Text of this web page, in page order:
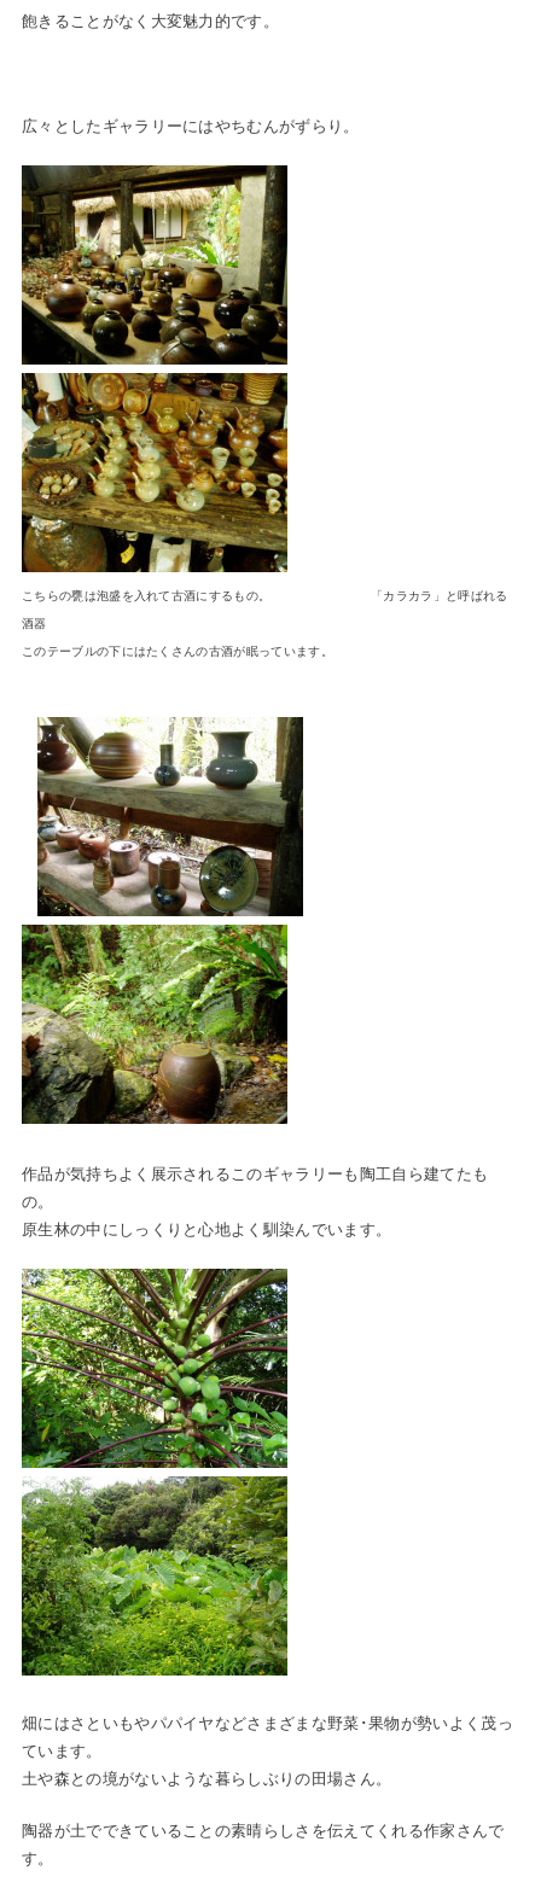
飽きることがなく大変魅力的です。
広々としたギャラリーにはやちむんがずらり。
こちらの甕は泡盛を入れて古酒にするもの。 「カラカラ」と呼ばれる
酒器
このテーブルの下にはたくさんの古酒が眠っています。
作品が気持ちよく展示されるこのギャラリーも陶工自ら建てたも
の。
原生林の中にしっくりと心地よく馴染んでいます。
畑にはさといもやパパイヤなどさまざまな野菜･果物が勢いよく茂っ
ています。
土や森との境がないような暮らしぶりの田場さん。
陶器が土でできていることの素晴らしさを伝えてくれる作家さんで
す。